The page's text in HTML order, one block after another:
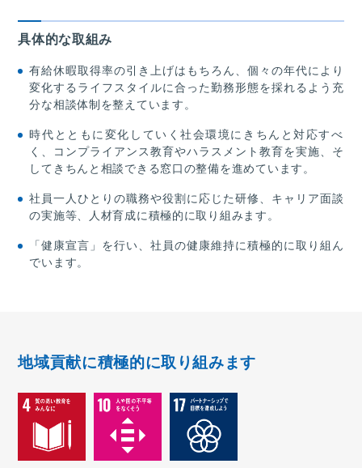
具体的な取組み
有給休暇取得率の引き上げはもちろん、個々の年代により
変化するライフスタイルに合った勤務形態を採れるよう充
分な相談体制を整えています。
時代とともに変化していく社会環境にきちんと対応すべ
く、コンプライアンス教育やハラスメント教育を実施、そ
してきちんと相談できる窓口の整備を進めています。
社員一人ひとりの職務や役割に応じた研修、キャリア面談
の実施等、人材育成に積極的に取り組みます。
「健康宣言」を行い、社員の健康維持に積極的に取り組ん
でいます。
地域貢献に積極的に取り組みます